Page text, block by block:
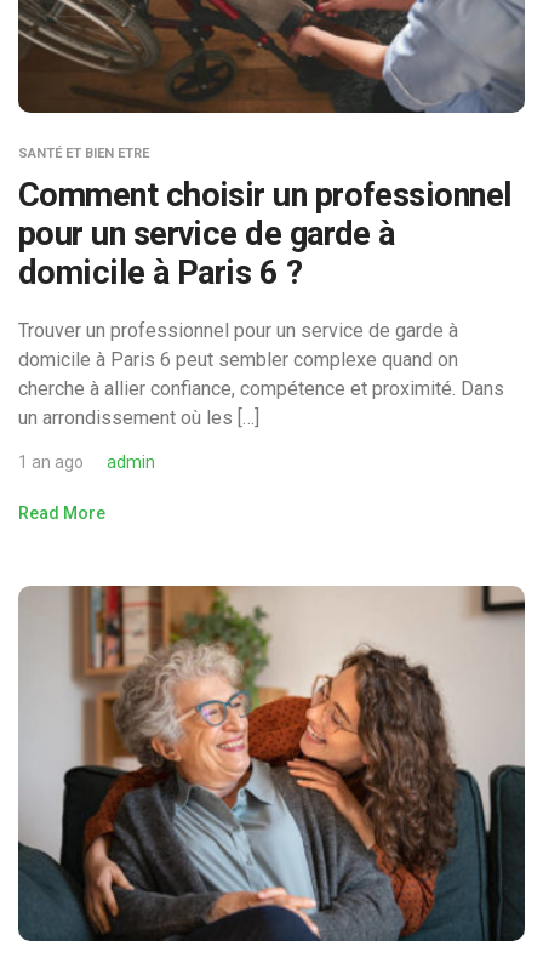
SANTÉ ET BIEN ETRE
Comment choisir un professionnel
pour un service de garde à
domicile à Paris 6 ?
Trouver un professionnel pour un service de garde à
domicile à Paris 6 peut sembler complexe quand on
cherche à allier confiance, compétence et proximité. Dans
un arrondissement où les […]
1 an ago admin
Read More